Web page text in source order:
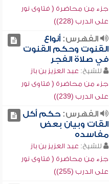
جزء من محاضرة ( فتاوى نور
على الدرب (228))
الفهرس:أنواع
القنوت وحكم القنوت
في صلاة الفجر
للشيخ: عبد العزيز بن باز
جزء من محاضرة ( فتاوى نور
على الدرب (239))
الفهرس:حكم أكل
القات وبيان بعض
مفاسده
للشيخ: عبد العزيز بن باز
جزء من محاضرة ( فتاوى نور
على الدرب (255))